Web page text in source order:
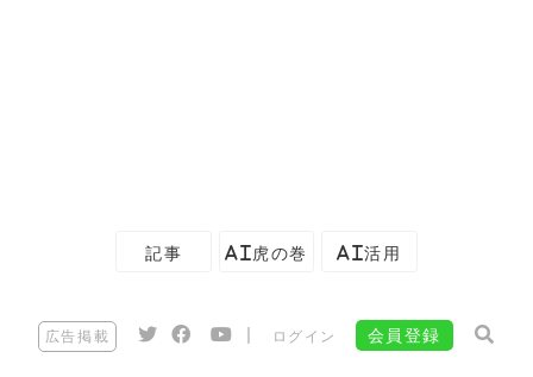
記事 AI虎の巻 AI活用
広告掲載 ログイン 会員登録